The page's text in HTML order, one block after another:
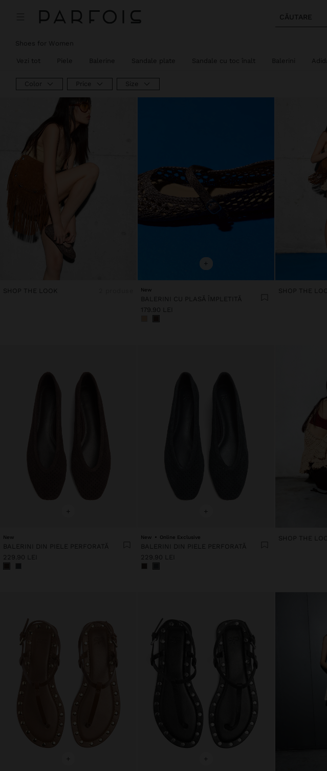
CĂUTARE
Shoes for Women
Vezi tot Piele Balerine Sandale plate Sandale cu toc înalt Balerini
Color Price Size
SHOP THE LOOK
+
New
BALERINI CU PLASĂ ÎMPLETITĂ
179.90 LEI
SHOP THE
+
New
BALERINI DIN PIELE PERFORATĂ
229.90 LEI
+
New Online Exclusive
BALERINI DIN PIELE PERFORATĂ
229.90 LEI
SHOP THE
+ +